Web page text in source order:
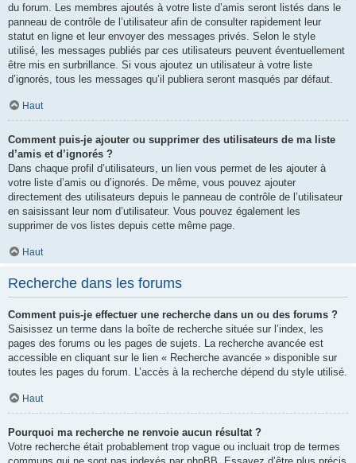
du forum. Les membres ajoutés à votre liste d’amis seront listés dans le
panneau de contrôle de l’utilisateur afin de consulter rapidement leur
statut en ligne et leur envoyer des messages privés. Selon le style
utilisé, les messages publiés par ces utilisateurs peuvent éventuellement
être mis en surbrillance. Si vous ajoutez un utilisateur à votre liste
d’ignorés, tous les messages qu’il publiera seront masqués par défaut.
Haut
Comment puis-je ajouter ou supprimer des utilisateurs de ma liste
d’amis et d’ignorés ?
Dans chaque profil d’utilisateurs, un lien vous permet de les ajouter à
votre liste d’amis ou d’ignorés. De même, vous pouvez ajouter
directement des utilisateurs depuis le panneau de contrôle de l’utilisateur
en saisissant leur nom d’utilisateur. Vous pouvez également les
supprimer de vos listes depuis cette même page.
Haut
Recherche dans les forums
Comment puis-je effectuer une recherche dans un ou des forums ?
Saisissez un terme dans la boîte de recherche située sur l’index, les
pages des forums ou les pages de sujets. La recherche avancée est
accessible en cliquant sur le lien « Recherche avancée » disponible sur
toutes les pages du forum. L’accès à la recherche dépend du style utilisé.
Haut
Pourquoi ma recherche ne renvoie aucun résultat ?
Votre recherche était probablement trop vague ou incluait trop de termes